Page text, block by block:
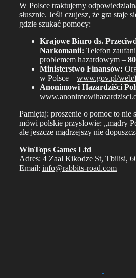
W Polsce traktujemy
słusznie. Jeśli czujesz, że gra staje
gdzie szukać pomocy:
Krajowe Biuro ds.
Narkomanii: Telefon
problemem hazardowym –
Ministerstwo Finansów:
w Polsce – www.gov.pl/web/
Anonimowi Hazardziści
Pamiętaj: proszenie o pomoc to nie
mówi polskie przysłowie: „mądry
ale jeszcze mądrzejszy nie
WinTops Games Ltd
Adres: 4 Zaal Kikodze St, Tbilisi,
Email: info@rabbits-road.com